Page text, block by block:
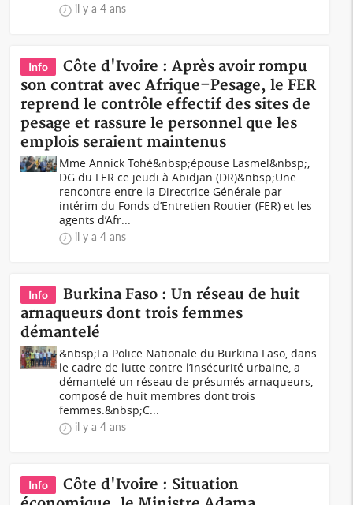
il y a 4 ans
Info
Côte d'Ivoire : Après avoir rompu
son contrat avec Afrique–Pesage, le FER
reprend le contrôle effectif des sites de
pesage et rassure le personnel que les
emplois seraient maintenus
Mme Annick Tohé&nbsp;épouse Lasmel&nbsp;,
DG du FER ce jeudi à Abidjan (DR)&nbsp;Une
rencontre entre la Directrice Générale par
intérim du Fonds d’Entretien Routier (FER) et les
agents d’Afr...
il y a 4 ans
Info
Burkina Faso : Un réseau de huit
arnaqueurs dont trois femmes
démantelé
&nbsp;La Police Nationale du Burkina Faso, dans
le cadre de lutte contre l’insécurité urbaine, a
démantelé un réseau de présumés arnaqueurs,
composé de huit membres dont trois
femmes.&nbsp;C...
il y a 4 ans
Info
Côte d'Ivoire : Situation